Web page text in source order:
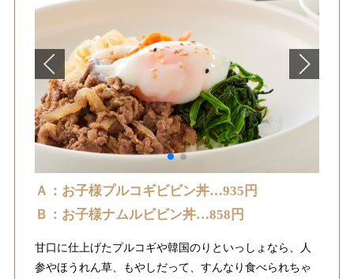
Ａ：お子様プルコギビビン丼…935円
Ｂ：お子様ナムルビビン丼…858円
甘口に仕上げたプルコギや韓国のりといっしょなら、人
参やほうれん草、もやしだって、すんなり食べられちゃ